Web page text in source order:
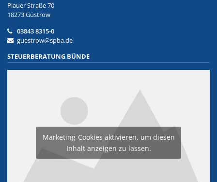
Plauer Straße 70
18273 Güstrow
03843 8315-0
guestrow@spba.de
STEUERBERATUNG BÜNDE
Marketing-Cookies aktivieren, um diesen
Inhalt anzeigen zu lassen.